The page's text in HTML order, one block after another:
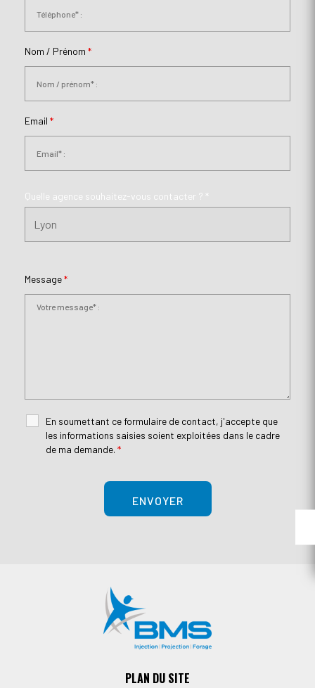
Nom / Prénom *
Email *
Quelle agence souhaitez-vous contacter ? *
Message*
En soumettant ce formulaire de contact, j'accepte que
les informations saisies soient exploitées dans le cadre
de ma demande. *
PLAN DU SITE